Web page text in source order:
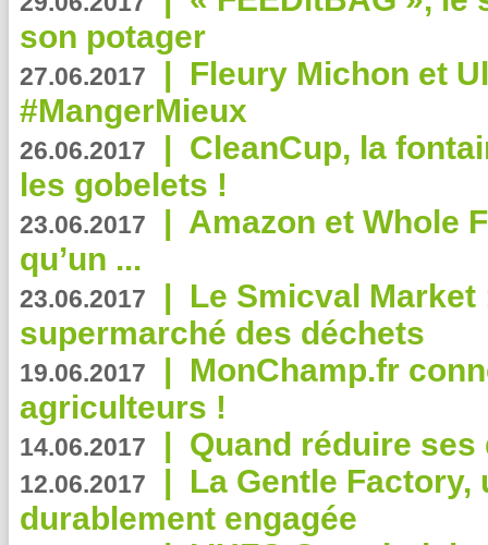
son potager
27.06.2017 | Fleury Michon et
#MangerMieux
26.06.2017 | CleanCup, la
les gobelets !
23.06.2017 | Amazon et Whole
qu’un ...
23.06.2017 | Le Smicval
supermarché des déchets
19.06.2017 | MonChamp.fr
agriculteurs !
14.06.2017 | Quand réduire
12.06.2017 | La Gentle
durablement engagée